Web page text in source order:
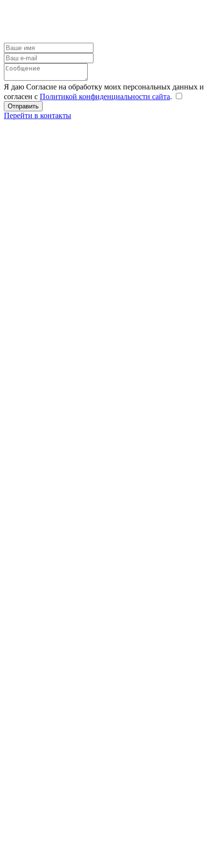
Я даю Согласие на обработку моих персональных данных и
согласен с Политикой конфиденциальности сайта.
Перейти в контакты